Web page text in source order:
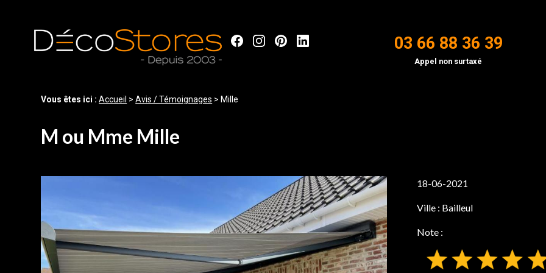
03 66 88 36 39
Appel non surtaxé
Vous êtes ici :Accueil >Avis / Témoignages > Mille
M ou Mme Mille
18-06-2021
Ville : Bailleul
Note :